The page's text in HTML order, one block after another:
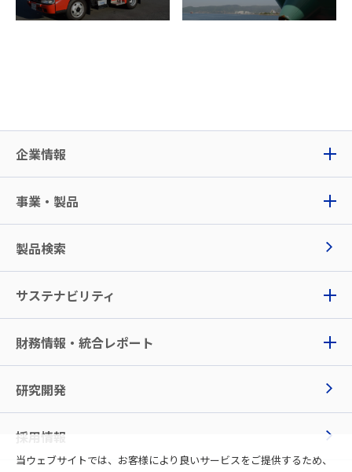
当ウェブサイトでは、お客様により良いサービスをご提供するため、
企業情報
事業・製品
製品検索
サステナビリティ
財務情報・統合レポート
研究開発
採用情報